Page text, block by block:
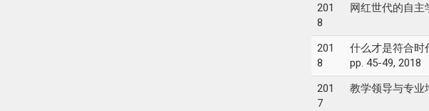
201
8
网红世代的自主
201
8
什么才是符合时
pp. 45-49, 2018
201
7
教学领导与专业